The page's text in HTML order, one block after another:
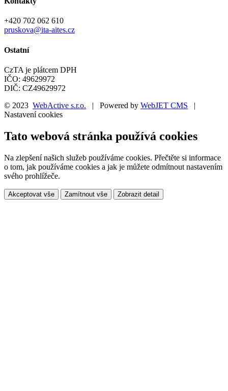
+420 702 062 610
pruskova@ita-aites.cz
Ostatní
CzTA je plátcem DPH
IČO: 49629972
DIČ: CZ49629972
© 2023 WebActive s.r.o. | Powered by WebJET CMS |
Nastavení cookies
Tato webová stránka používá cookies
Na zlepšení našich služeb používáme cookies. Přečtěte si informace
o tom, jak používáme cookies a jak je můžete odmítnout nastavením
svého prohlížeče.
Akceptovat vše Zamítnout vše Zobrazit detail